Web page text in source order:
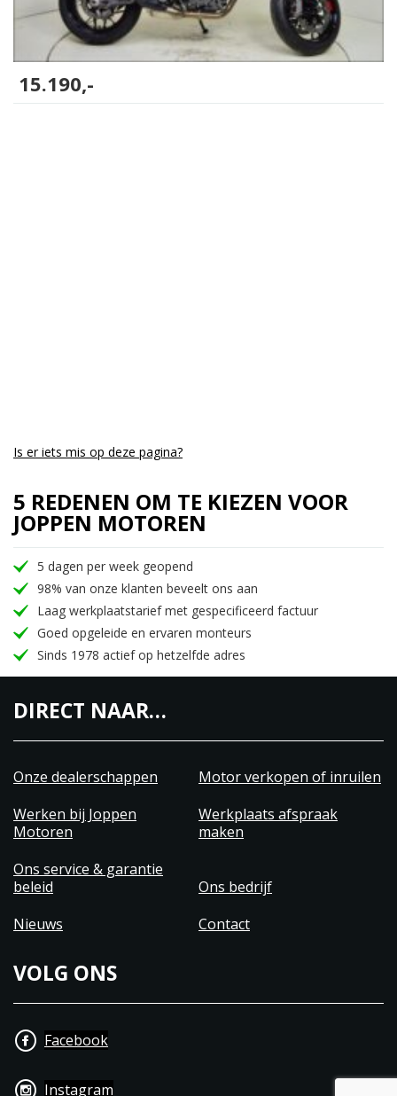
15.190,-
Is er iets mis op deze pagina?
5 REDENEN OM TE KIEZEN VOOR
JOPPEN MOTOREN
5 dagen per week geopend
98% van onze klanten beveelt ons aan
Laag werkplaatstarief met gespecificeerd factuur
Goed opgeleide en ervaren monteurs
Sinds 1978 actief op hetzelfde adres
DIRECT NAAR…
Onze dealerschappen
Motor verkopen of inruilen
Werken bij Joppen
Motoren
Werkplaats afspraak
maken
Ons service & garantie
beleid
Ons bedrijf
Nieuws
Contact
VOLG ONS
Facebook
Instagram